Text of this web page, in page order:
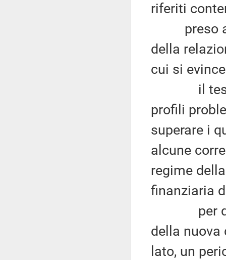
riferiti
preso
della
cui si
il testo
profili
superare i
alcune
regime
finanziaria
per
della nuova
lato, un